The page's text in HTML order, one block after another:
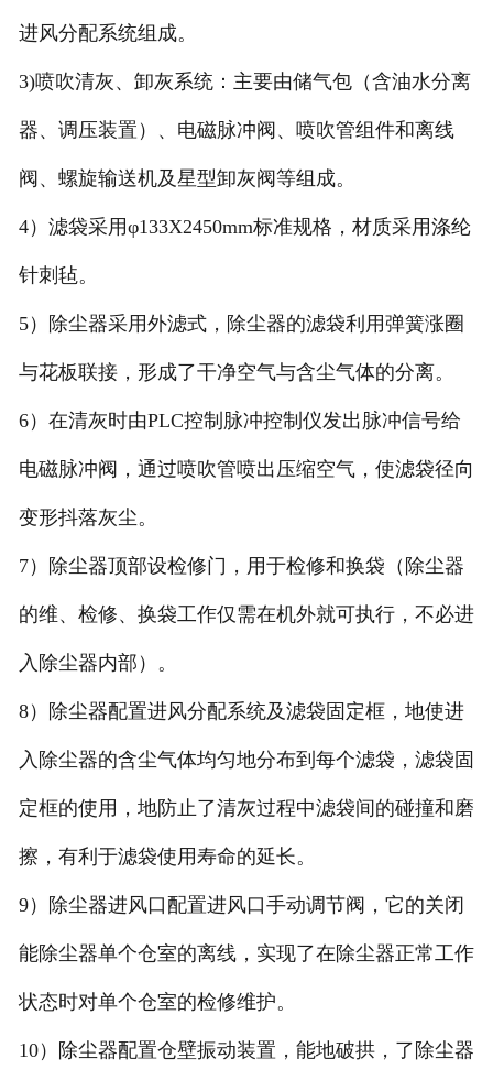
进风分配系统组成。
3)喷吹清灰、卸灰系统：主要由储气包（含油水分离
器、调压装置）、电磁脉冲阀、喷吹管组件和离线
阀、螺旋输送机及星型卸灰阀等组成。
4）滤袋采用φ133X2450mm标准规格，材质采用涤纶
针刺毡。
5）除尘器采用外滤式，除尘器的滤袋利用弹簧涨圈
与花板联接，形成了干净空气与含尘气体的分离。
6）在清灰时由PLC控制脉冲控制仪发出脉冲信号给
电磁脉冲阀，通过喷吹管喷出压缩空气，使滤袋径向
变形抖落灰尘。
7）除尘器顶部设检修门，用于检修和换袋（除尘器
的维、检修、换袋工作仅需在机外就可执行，不必进
入除尘器内部）。
8）除尘器配置进风分配系统及滤袋固定框，地使进
入除尘器的含尘气体均匀地分布到每个滤袋，滤袋固
定框的使用，地防止了清灰过程中滤袋间的碰撞和磨
擦，有利于滤袋使用寿命的延长。
9）除尘器进风口配置进风口手动调节阀，它的关闭
能除尘器单个仓室的离线，实现了在除尘器正常工作
状态时对单个仓室的检修维护。
10）除尘器配置仓壁振动装置，能地破拱，了除尘器